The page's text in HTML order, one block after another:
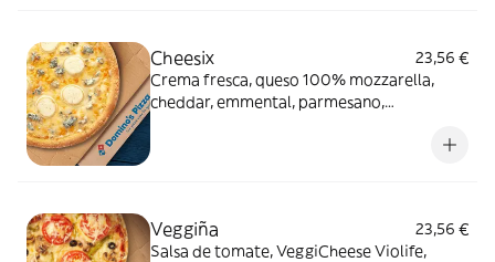
Cheesix
23,56 €
Crema fresca, queso 100% mozzarella,
cheddar, emmental, parmesano,
Veggiña
23,56 €
Salsa de tomate, VeggiCheese Violife,